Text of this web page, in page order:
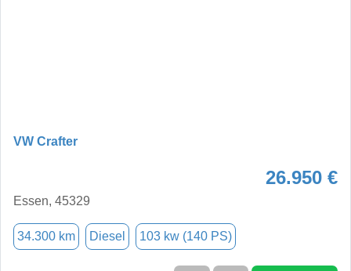
VW Crafter
26.950 €
Essen, 45329
34.300 km Diesel 103 kw (140 PS)